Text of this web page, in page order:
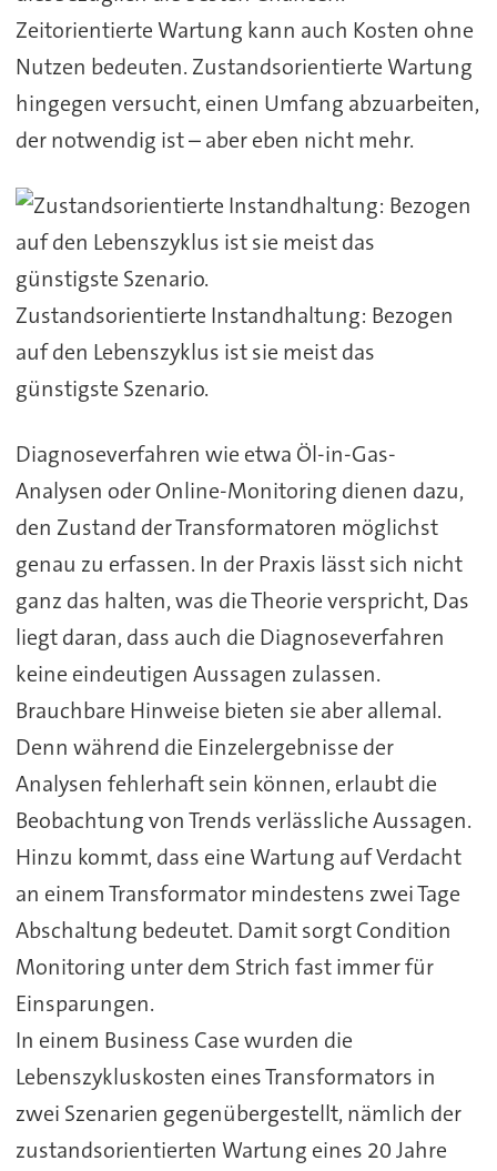
Zeitorientierte Wartung kann auch Kosten ohne
Nutzen bedeuten. Zustandsorientierte Wartung
hingegen versucht, einen Umfang abzuarbeiten,
der notwendig ist – aber eben nicht mehr.
Zustandsorientierte Instandhaltung: Bezogen
auf den Lebenszyklus ist sie meist das
günstigste Szenario.
Diagnoseverfahren wie etwa Öl-in-Gas-
Analysen oder Online-Monitoring dienen dazu,
den Zustand der Transformatoren möglichst
genau zu erfassen. In der Praxis lässt sich nicht
ganz das halten, was die Theorie verspricht, Das
liegt daran, dass auch die Diagnoseverfahren
keine eindeutigen Aussagen zulassen.
Brauchbare Hinweise bieten sie aber allemal.
Denn während die Einzelergebnisse der
Analysen fehlerhaft sein können, erlaubt die
Beobachtung von Trends verlässliche Aussagen.
Hinzu kommt, dass eine Wartung auf Verdacht
an einem Transformator mindestens zwei Tage
Abschaltung bedeutet. Damit sorgt Condition
Monitoring unter dem Strich fast immer für
Einsparungen.
In einem Business Case wurden die
Lebenszykluskosten eines Transformators in
zwei Szenarien gegenübergestellt, nämlich der
zustandsorientierten Wartung eines 20 Jahre